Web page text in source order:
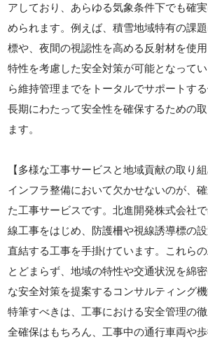
アしており、あらゆる気象条件下でも確
められます。例えば、積雪地域特有の課
標や、夜間の視認性を高める反射材を使
特性を考慮した安全対策が可能となって
ら維持管理までをトータルでサポートする
長期にわたって安全性を確保するための
ます。
【多様な工事サービスと地域貢献の取り組
インフラ整備において欠かせないのが、
た工事サービスです。北進開発株式会社
線工事をはじめ、防護柵や視線誘導標の
直結する工事を手掛けています。これら
とどまらず、地域の特性や交通状況を綿
な安全対策を提案するコンサルティング機
特筆すべきは、工事における安全管理の
全確保はもちろん、工事中の通行車両や